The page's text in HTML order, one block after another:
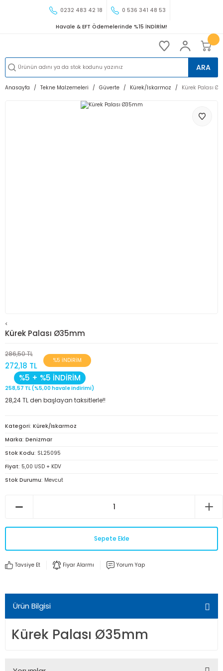
0232 483 42 18 0 536 341 48 53
Havale & EFT Ödemelerinde %15 İNDİRİM!
ARA
Anasayfa Tekne Malzemeleri Güverte Kürek/Iskarmoz Kürek Palası
<
Kürek Palası Ø35mm
286,50 TL
272,18 TL
%5 İNDİRİM
%5 + %5 İNDİRİM
258,57 TL (%5,00 havale indirimi)
28,24 TL den başlayan taksitlerle!!
Kategori Kürek/Iskarmoz
Marka Denizmar
Stok Kodu SL25095
Fiyat 5,00 USD + KDV
Stok Durumu Mevcut
Sepete Ekle
Tavsiye Et Fiyar Alarmı Yorum Yap
Ürün Bilgisi
Kürek Palası Ø35mm